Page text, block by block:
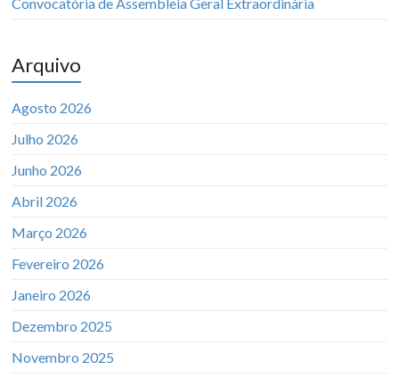
Arquivo
Agosto 2026
Julho 2026
Junho 2026
Abril 2026
Março 2026
Fevereiro 2026
Janeiro 2026
Dezembro 2025
Novembro 2025